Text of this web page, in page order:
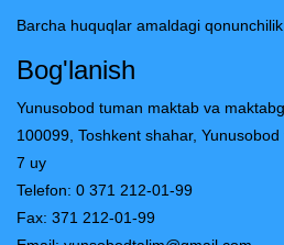
Barcha huquqlar amaldagi
Bog'lanish
Yunusobod tuman maktab va
100099, Toshkent shahar,
7 uy
Telefon: 0 371 212-01-99
Fax: 371 212-01-99